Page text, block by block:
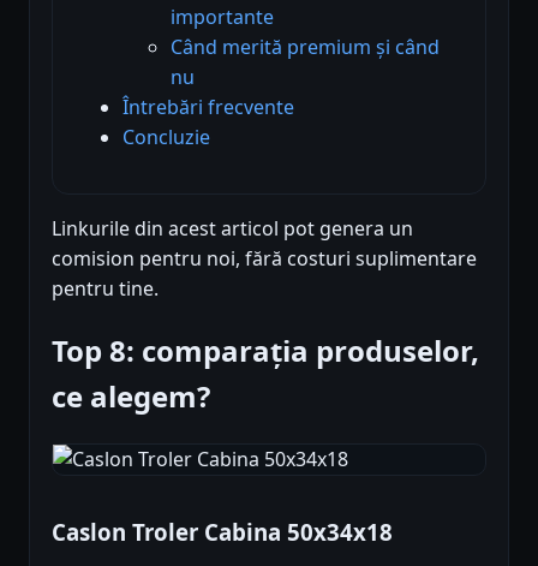
importante
Când merită premium și când
nu
Întrebări frecvente
Concluzie
Linkurile din acest articol pot genera un
comision pentru noi, fără costuri suplimentare
pentru tine.
Top 8: comparația produselor,
ce alegem?
Caslon Troler Cabina 50x34x18